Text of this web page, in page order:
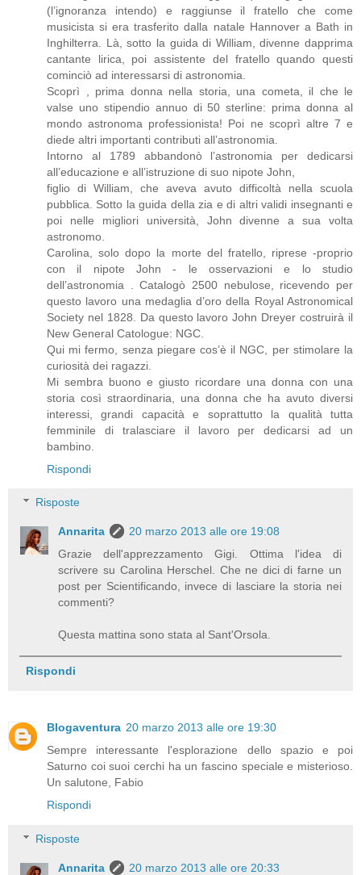
(l’ignoranza intendo) e raggiunse il fratello che come
musicista si era trasferito dalla natale Hannover a Bath in
Inghilterra. Là, sotto la guida di William, divenne dapprima
cantante lirica, poi assistente del fratello quando questi
cominciò ad interessarsi di astronomia.
Scoprì , prima donna nella storia, una cometa, il che le
valse uno stipendio annuo di 50 sterline: prima donna al
mondo astronoma professionista! Poi ne scoprì altre 7 e
diede altri importanti contributi all’astronomia.
Intorno al 1789 abbandonò l’astronomia per dedicarsi
all’educazione e all’istruzione di suo nipote John,
figlio di William, che aveva avuto difficoltà nella scuola
pubblica. Sotto la guida della zia e di altri validi insegnanti e
poi nelle migliori università, John divenne a sua volta
astronomo.
Carolina, solo dopo la morte del fratello, riprese -proprio
con il nipote John - le osservazioni e lo studio
dell’astronomia . Catalogò 2500 nebulose, ricevendo per
questo lavoro una medaglia d’oro della Royal Astronomical
Society nel 1828. Da questo lavoro John Dreyer costruirà il
New General Catologue: NGC.
Qui mi fermo, senza piegare cos’è il NGC, per stimolare la
curiosità dei ragazzi.
Mi sembra buono e giusto ricordare una donna con una
storia così straordinaria, una donna che ha avuto diversi
interessi, grandi capacità e soprattutto la qualità tutta
femminile di tralasciare il lavoro per dedicarsi ad un
bambino.
Rispondi
Risposte
Annarita
20 marzo 2013 alle ore 19:08
Grazie dell'apprezzamento Gigi. Ottima l'idea di
scrivere su Carolina Herschel. Che ne dici di farne un
post per Scientificando, invece di lasciare la storia nei
commenti?
Questa mattina sono stata al Sant'Orsola.
Rispondi
Blogaventura 20 marzo 2013 alle ore 19:30
Sempre interessante l'esplorazione dello spazio e poi
Saturno coi suoi cerchi ha un fascino speciale e misterioso.
Un salutone, Fabio
Rispondi
Risposte
Annarita
20 marzo 2013 alle ore 20:33